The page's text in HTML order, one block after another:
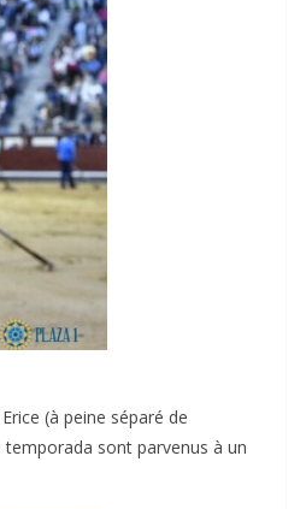
(à peine séparé de
temporada sont parvenus à un